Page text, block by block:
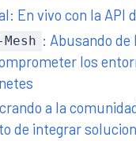
En vivo con la API
: Abusando de
los
a la
de integrar